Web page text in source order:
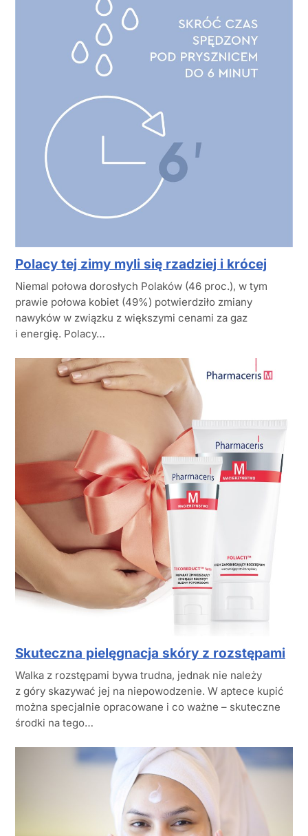
Polacy tej zimy myli się rzadziej i krócej
Niemal połowa dorosłych Polaków (46 proc.), w tym
prawie połowa kobiet (49%) potwierdziło zmiany
nawyków w związku z większymi cenami za gaz
i energię. Polacy…
Skuteczna pielęgnacja skóry z rozstępami
Walka z rozstępami bywa trudna, jednak nie należy
z góry skazywać jej na niepowodzenie. W aptece kupić
można specjalnie opracowane i co ważne – skuteczne
środki na tego…